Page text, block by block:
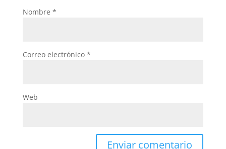
Nombre *
Correo electrónico *
Web